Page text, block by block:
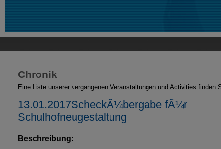
Chronik
Eine Liste unserer vergangenen Veranstaltungen und Activities finden
13.01.2017ScheckÃ¼bergabe fÃ¼r
Schulhofneugestaltung
Beschreibung: